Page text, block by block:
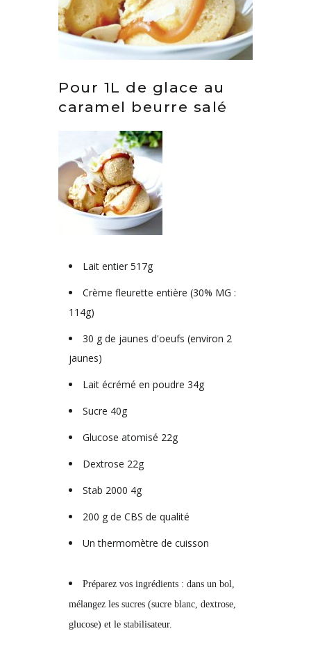
Pour 1L de glace au
caramel beurre salé
Lait entier 517g
Crème fleurette entière (30% MG :
114g)
30 g de jaunes d'oeufs (environ 2
jaunes)
Lait écrémé en poudre 34g
Sucre 40g
Glucose atomisé 22g
Dextrose 22g
Stab 2000 4g
200 g de CBS de qualité
Un thermomètre de cuisson
Préparez vos ingrédients : dans un bol,
mélangez les sucres (sucre blanc, dextrose,
glucose) et le stabilisateur.